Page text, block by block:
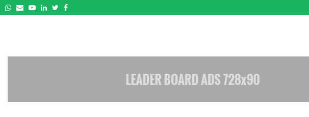
Facebook
Twitter
Linkedin
Youtube